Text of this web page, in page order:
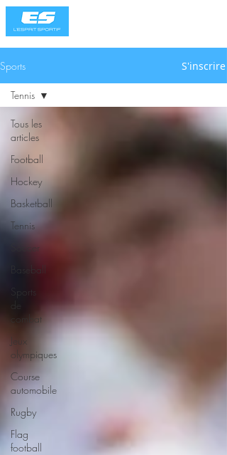
Sports S'inscrire
Tous les
articles
Football
Hockey
Basketball
Tennis
Soccer
Sports
combat
Jeux
olympiques
Course
automobile
Rugby
Flag
football
Tennis